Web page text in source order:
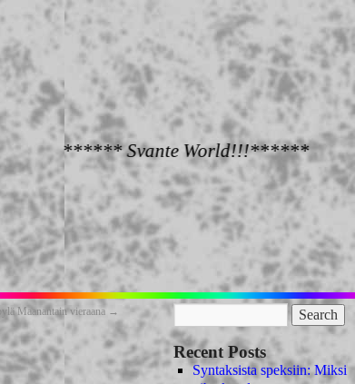
Svante World!!!******
Maanantain vieraana →
Recent Posts
Syntaksista speksiin: Miksi